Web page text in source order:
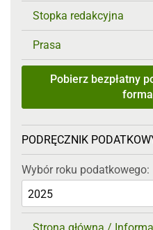
Stopka redakcyjna
Prasa
Pobierz bezpłatny
PODRĘCZNIK
Wybór roku podatkowego: